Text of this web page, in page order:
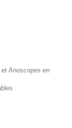
Anoscopes en